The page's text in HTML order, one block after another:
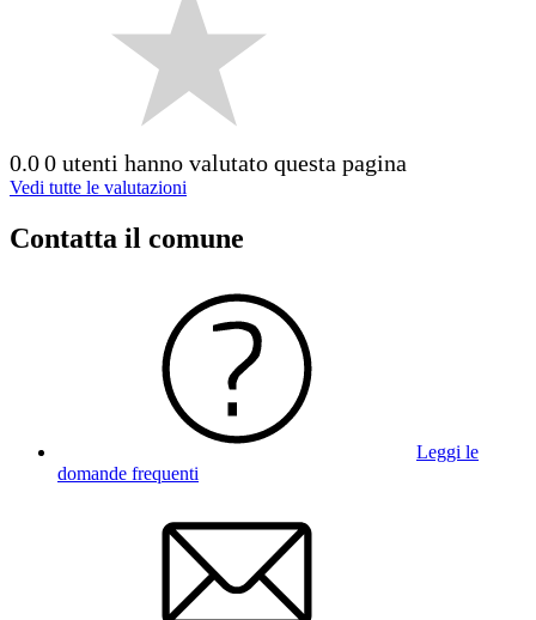
0.00 utenti hanno valutato questa pagina
Vedi tutte le valutazioni
Contatta il comune
Leggi le
domande frequenti